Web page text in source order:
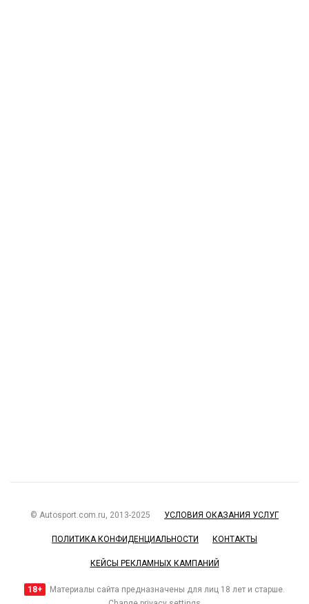
© Autosport.com.ru, 2013-2025 УСЛОВИЯ ОКАЗАНИЯ УСЛУГ
ПОЛИТИКА КОНФИДЕНЦИАЛЬНОСТИ КОНТАКТЫ
КЕЙСЫ РЕКЛАМНЫХ КАМПАНИЙ
18+
Материалы сайта предназначены для лиц 18 лет и старше.